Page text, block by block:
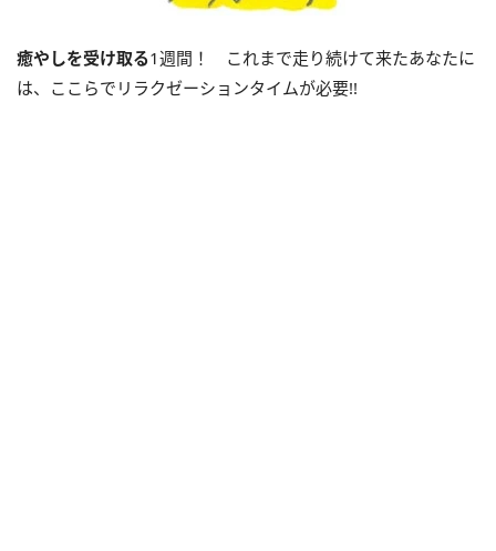
癒やしを受け取る1週間！ これまで走り続けて来たあなたに
は、ここらでリラクゼーションタイムが必要!!